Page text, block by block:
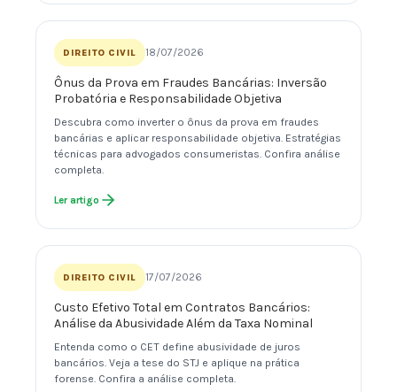
DIREITO CIVIL 18/07/2026
Ônus da Prova em Fraudes Bancárias: Inversão
Probatória e Responsabilidade Objetiva
Descubra como inverter o ônus da prova em fraudes
bancárias e aplicar responsabilidade objetiva. Estratégias
técnicas para advogados consumeristas. Confira análise
completa.
Ler artigo
DIREITO CIVIL 17/07/2026
Custo Efetivo Total em Contratos Bancários:
Análise da Abusividade Além da Taxa Nominal
Entenda como o CET define abusividade de juros
bancários. Veja a tese do STJ e aplique na prática
forense. Confira a análise completa.